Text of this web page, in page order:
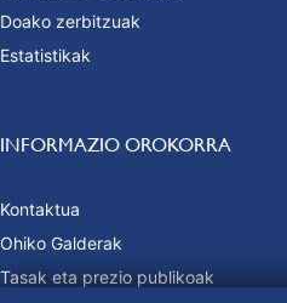
Doako zerbitzuak
Estatistikak
INFORMAZIO OROKORRA
Kontaktua
Ohiko Galderak
Tasak eta prezio publikoak